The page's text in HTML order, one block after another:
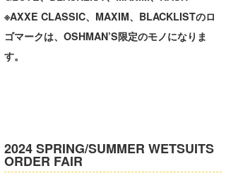
※AXXE CLASSIC、MAXIM、BLACKLISTのロ
ゴマークは、OSHMAN’S限定のモノになりま
す。
2024 SPRING/SUMMER WETSUITS
ORDER FAIR
ハンマー
まっきー
上條将美